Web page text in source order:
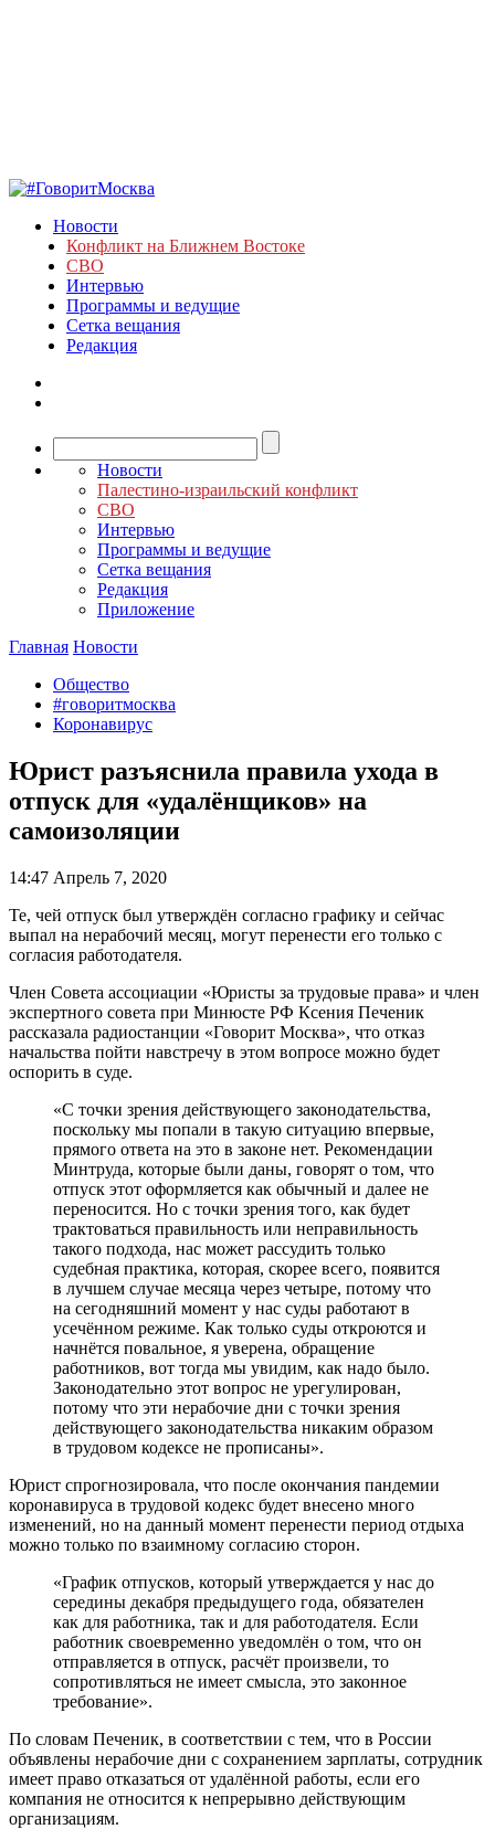
Новости
Конфликт на Ближнем Востоке
СВО
Интервью
Программы и ведущие
Сетка вещания
Редакция
Новости
Палестино-израильский конфликт
СВО
Интервью
Программы и ведущие
Сетка вещания
Редакция
Приложение
Главная Новости
Общество
#говоритмосква
Коронавирус
Юрист разъяснила правила ухода в
отпуск для «удалёнщиков» на
самоизоляции
14:47 Апрель 7, 2020
Те, чей отпуск был утверждён согласно графику и сейчас
выпал на нерабочий месяц, могут перенести его только с
согласия работодателя.
Член Совета ассоциации «Юристы за трудовые права» и член
экспертного совета при Минюсте РФ Ксения Печеник
рассказала радиостанции «Говорит Москва», что отказ
начальства пойти навстречу в этом вопросе можно будет
оспорить в суде.
«С точки зрения действующего законодательства,
поскольку мы попали в такую ситуацию впервые,
прямого ответа на это в законе нет. Рекомендации
Минтруда, которые были даны, говорят о том, что
отпуск этот оформляется как обычный и далее не
переносится. Но с точки зрения того, как будет
трактоваться правильность или неправильность
такого подхода, нас может рассудить только
судебная практика, которая, скорее всего, появится
в лучшем случае месяца через четыре, потому что
на сегодняшний момент у нас суды работают в
усечённом режиме. Как только суды откроются и
начнётся повальное, я уверена, обращение
работников, вот тогда мы увидим, как надо было.
Законодательно этот вопрос не урегулирован,
потому что эти нерабочие дни с точки зрения
действующего законодательства никаким образом
в трудовом кодексе не прописаны».
Юрист спрогнозировала, что после окончания пандемии
коронавируса в трудовой кодекс будет внесено много
изменений, но на данный момент перенести период отдыха
можно только по взаимному согласию сторон.
«График отпусков, который утверждается у нас до
середины декабря предыдущего года, обязателен
как для работника, так и для работодателя. Если
работник своевременно уведомлён о том, что он
отправляется в отпуск, расчёт произвели, то
сопротивляться не имеет смысла, это законное
требование».
По словам Печеник, в соответствии с тем, что в России
объявлены нерабочие дни с сохранением зарплаты, сотрудник
имеет право отказаться от удалённой работы, если его
компания не относится к непрерывно действующим
организациям.